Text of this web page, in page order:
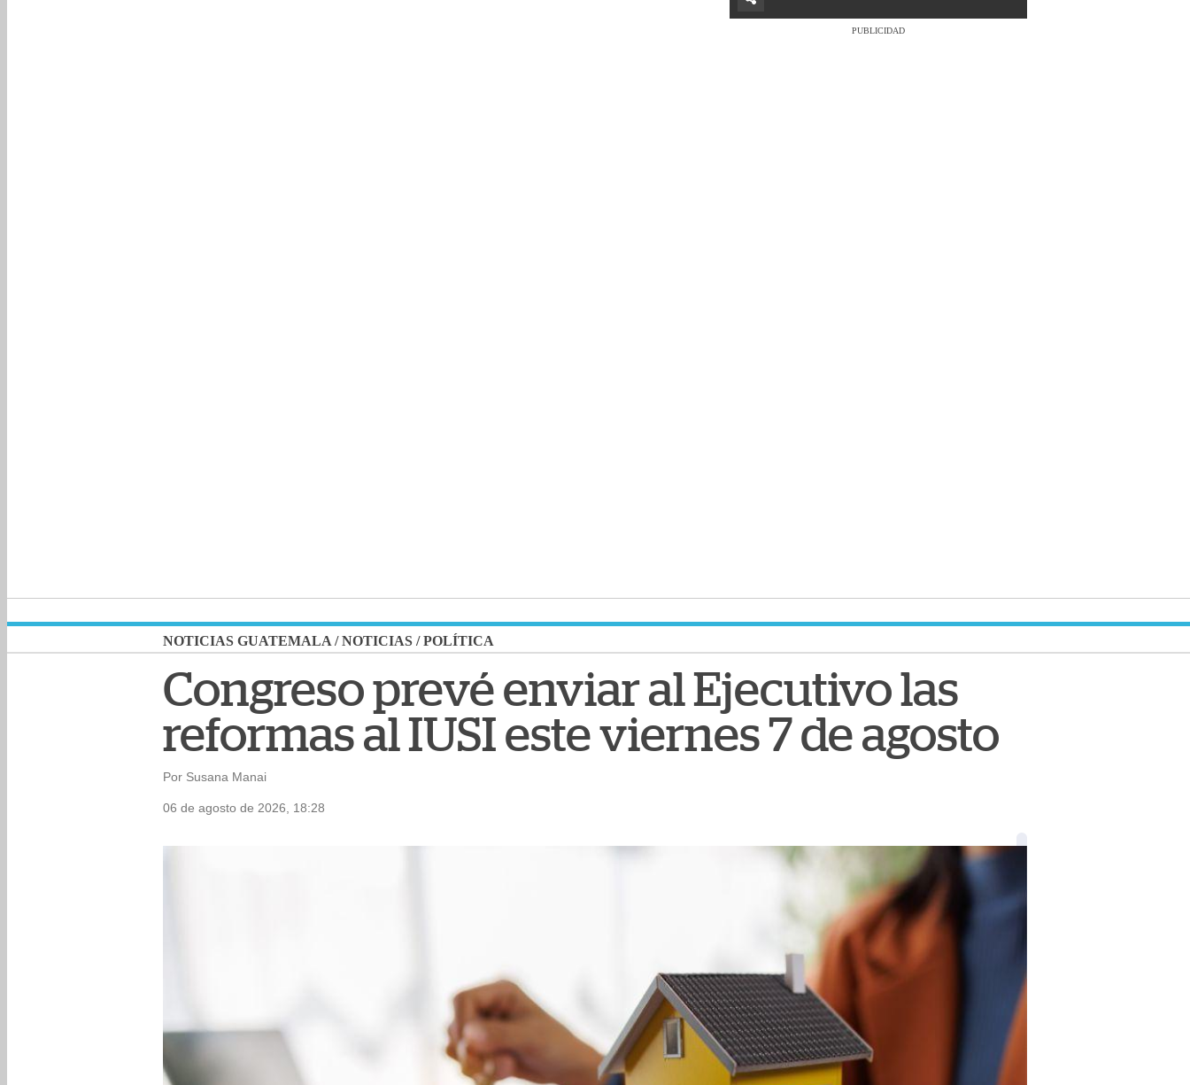
PUBLICIDAD
NOTICIAS GUATEMALA /NOTICIAS /POLÍTICA
Congreso prevé enviar al Ejecutivo las
reformas al IUSI este viernes 7 de agosto
Por Susana Manai
06 de agosto de 2026, 18:28